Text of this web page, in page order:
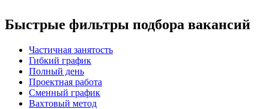
Быстрые фильтры подбора вакансий
Частичная занятость
Гибкий график
Полный день
Проектная работа
Сменный график
Вахтовый метод